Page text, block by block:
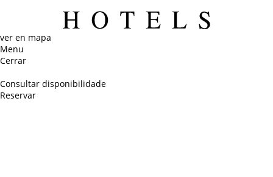
ver en mapa
Menu
Cerrar
Consultar disponibilidade
Reservar